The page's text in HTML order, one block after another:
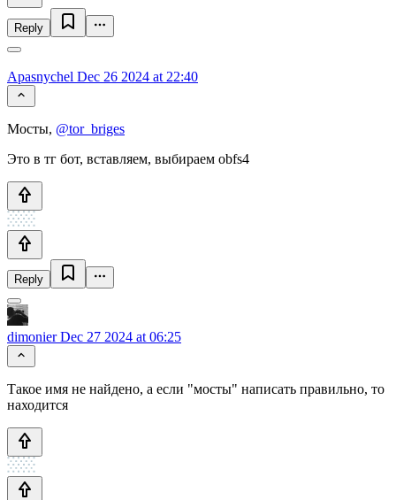
Reply
Apasnychel Dec 26 2024 at 22:40
Мосты, @tor_briges
Это в тг бот, вставляем, выбираем obfs4
Reply
dimonierDec 27 2024 at 06:25
Такое имя не найдено, а если "мосты" написать правильно, то
находится